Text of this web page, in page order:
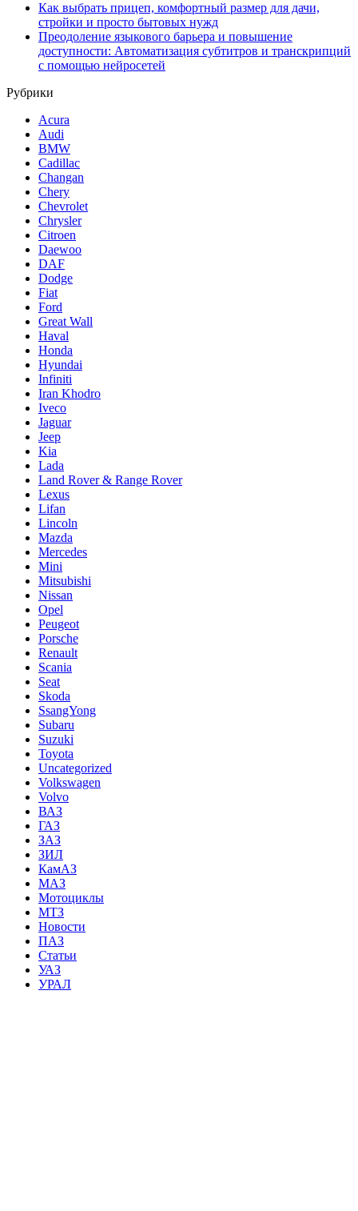
Как выбрать прицеп, комфортный размер для дачи,
стройки и просто бытовых нужд
Преодоление языкового барьера и повышение
доступности: Автоматизация субтитров и транскрипций
с помощью нейросетей
Рубрики
Acura
Audi
BMW
Cadillac
Changan
Chery
Chevrolet
Chrysler
Citroen
Daewoo
DAF
Dodge
Fiat
Ford
Great Wall
Haval
Honda
Hyundai
Infiniti
Iran Khodro
Iveco
Jaguar
Jeep
Kia
Lada
Land Rover & Range Rover
Lexus
Lifan
Lincoln
Mazda
Mercedes
Mini
Mitsubishi
Nissan
Opel
Peugeot
Porsche
Renault
Scania
Seat
Skoda
SsangYong
Subaru
Suzuki
Toyota
Uncategorized
Volkswagen
Volvo
ВАЗ
ГАЗ
ЗАЗ
ЗИЛ
КамАЗ
МАЗ
Мотоциклы
МТЗ
Новости
ПАЗ
Статьи
УАЗ
УРАЛ